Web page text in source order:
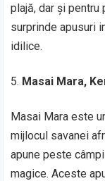
plajă, dar și
surprinde apusuri
idilice.
Masai Mara,
Masai Mara este
mijlocul savanei
apune peste
magice. Aceste